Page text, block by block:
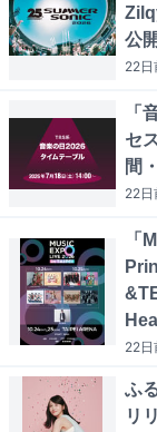
公開
22日
「
セ
間
22日
「
22日
ふ
リ